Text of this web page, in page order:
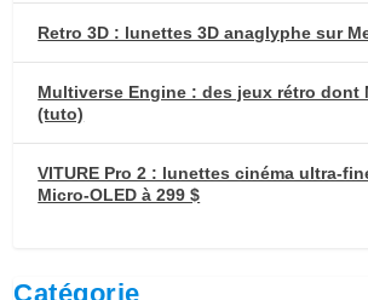
Retro 3D : lunettes 3D anaglyphe sur
Multiverse Engine : des jeux rétro dont
(tuto)
VITURE Pro 2 : lunettes cinéma ultra-
Micro-OLED à 299 $
Catégorie